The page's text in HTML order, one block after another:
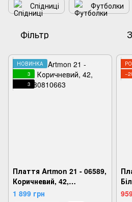
Спідниці
Футболки
Фільтр
НОВИНКА
3
3
Плаття Artmon 21 - 06589,
Коричневий, 42,
2924180810663
1 899 грн